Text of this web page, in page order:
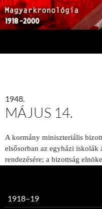
1948.
MÁJUS 14.
A kormány miniszteriális
elsősorban az egyházi iskolák
rendezésére; a bizottság
1918–19